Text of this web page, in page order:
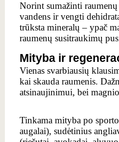
Norint sumažinti
vandens ir vengti
trūksta mineralų – ypač
raumenų susitraukimų
Mityba ir
Vienas svarbiausių
kai skauda raumenis.
atsinaujinimui, bei
Tinkama mityba po
augalai), sudėtinius